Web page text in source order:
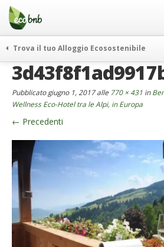
Menu
Salta
contenuto
Offerte Speciali
Regali
FAQ
Chi Siamo
Partner
Contatti
Italiano
German
English
Trova il tuo Alloggio Ecosostenibile
weekend green
curiosità
vivere e viaggiare verde
news ed eventi
ecohotel
rassegna stampa
Pubblicatogiugno 1, 2017alle 770 × 431 in
Wellness Eco-Hotel tra le Alpi, in Europa
← Precedenti